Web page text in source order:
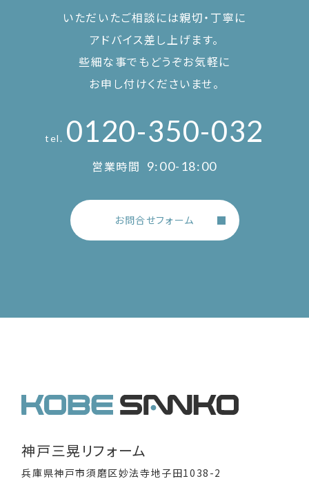
いただいたご相談には親切・丁寧に
アドバイス差し上げます。
些細な事でもどうぞお気軽に
お申し付けくださいませ。
tel. 0120-350-032
営業時間 9:00-18:00
お問合せフォーム
神戸三晃リフォーム
兵庫県神戸市須磨区妙法寺地子田1038-2